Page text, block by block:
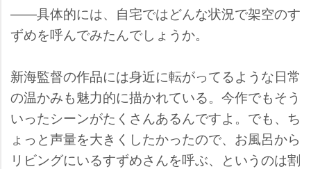
――具体的には、自宅ではどんな状況で架空のす
ずめを呼んでみたんでしょうか。
新海監督の作品には身近に転がってるような日常
の温かみも魅力的に描かれている。今作でもそう
いったシーンがたくさんあるんですよ。でも、ち
ょっと声量を大きくしたかったので、お風呂から
リビングにいるすずめさんを呼ぶ、というのは割